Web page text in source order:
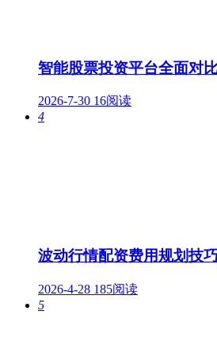
智能股票投资平台全面对
2026-7-30 16阅读
4
波动行情配资费用规划技
2026-4-28 185阅读
5